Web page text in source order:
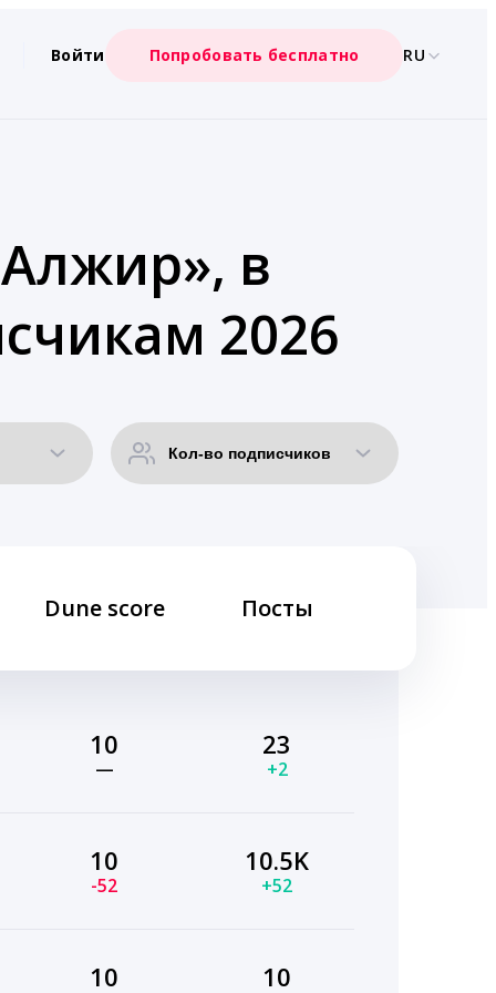
Войти Попробовать бесплатно RU
в
2026
Dune score Посты
10
—
23
+2
10
-52
10.5K
+52
10 10